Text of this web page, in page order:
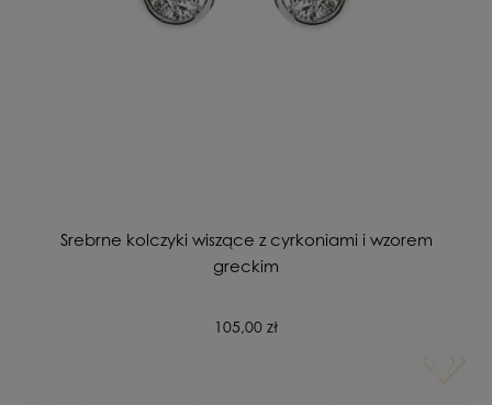
Srebrne kolczyki wiszące z cyrkoniami i wzorem
greckim
105,00 zł